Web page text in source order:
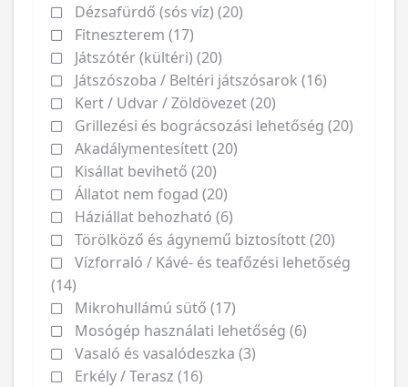
Dézsafürdő (sós víz) (20)
Fitneszterem (17)
Játszótér (kültéri) (20)
Játszószoba / Beltéri játszósarok (16)
Kert / Udvar / Zöldövezet (20)
Grillezési és bográcsozási lehetőség (20)
Akadálymentesített (20)
Kisállat bevihető (20)
Állatot nem fogad (20)
Háziállat behozható (6)
Törölköző és ágynemű biztosított (20)
Vízforraló / Kávé- és teafőzési lehetőség
(14)
Mikrohullámú sütő (17)
Mosógép használati lehetőség (6)
Vasaló és vasalódeszka (3)
Erkély / Terasz (16)